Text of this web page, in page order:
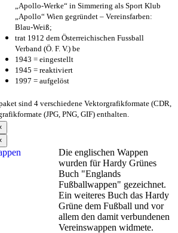
„Apollo-Werke“ in Simmering als Sport Klub
„Apollo“ Wien gegründet – Vereinsfarben:
Blau-Weiß;
trat 1912 dem Österreichischen Fussball
Verband (Ö. F. V.) be
1943 = eingestellt
1945 = reaktiviert
1997 = aufgelöst
sind 4 verschiedene Vektorgrafikformate (CDR,
(JPG, PNG, GIF) enthalten.
Die englischen Wappen
wurden für Hardy Grünes
Buch "Englands
Fußballwappen" gezeichnet.
Ein weiteres Buch das Hardy
Grüne dem Fußball und vor
allem den damit verbundenen
Vereinswappen widmete.